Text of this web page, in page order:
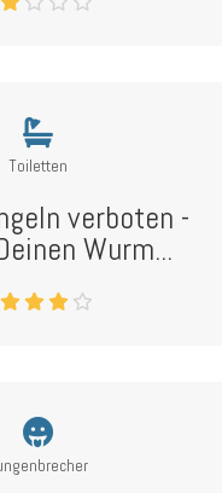
Toiletten
verboten -
Wurm...